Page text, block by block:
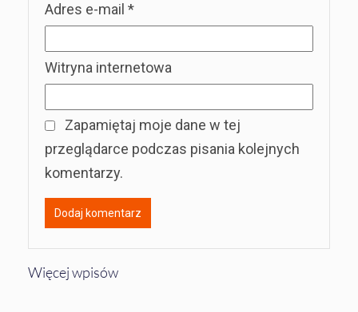
Adres e-mail *
Witryna internetowa
Zapamiętaj moje dane w tej
przeglądarce podczas pisania kolejnych
komentarzy.
Więcej wpisów